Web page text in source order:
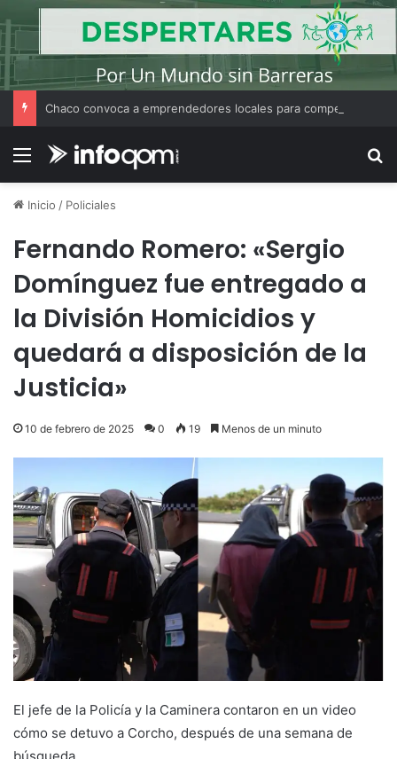
Menú
Inicio / Policiales
Fernando Romero: «Sergio
Domínguez fue entregado a
la División Homicidios y
quedará a disposición de la
Justicia»
10 de febrero de 2025 0 19 Menos de un minuto
El jefe de la Policía y la Caminera contaron en un video
cómo se detuvo a Corcho, después de una semana de